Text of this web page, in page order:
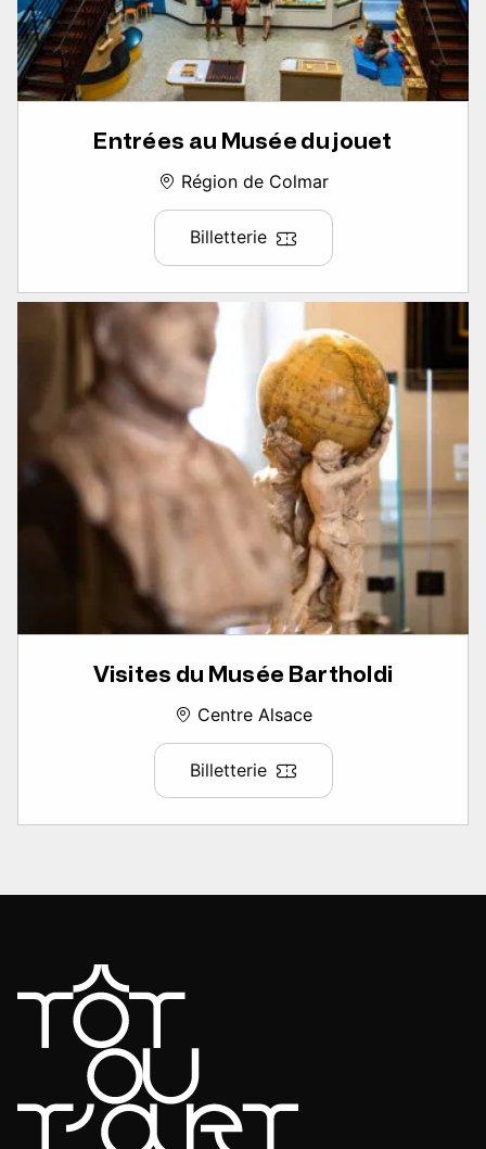
Entrées au Musée du jouet
Région de Colmar
Billetterie
Visites du Musée Bartholdi
Centre Alsace
Billetterie